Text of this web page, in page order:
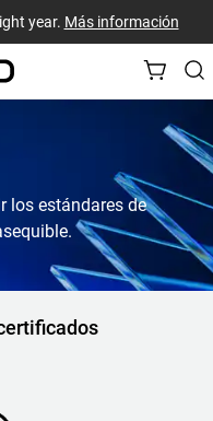
year. Más información
los estándares de